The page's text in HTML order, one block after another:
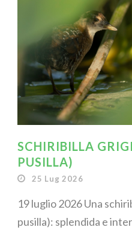
SCHIRIBILLA
PUSILLA)
25 Lug 2026
19 luglio 2026 Una
pusilla): splendida e